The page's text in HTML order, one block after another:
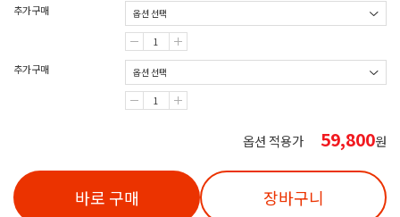
추가구매
추가구매
옵션 적용가 59,800원
바로 구매 장바구니